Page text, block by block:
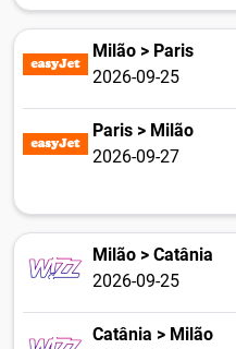
Milão > Paris
2026-09-25
Paris > Milão
2026-09-27
Milão > Catânia
2026-09-25
Catânia > Milão